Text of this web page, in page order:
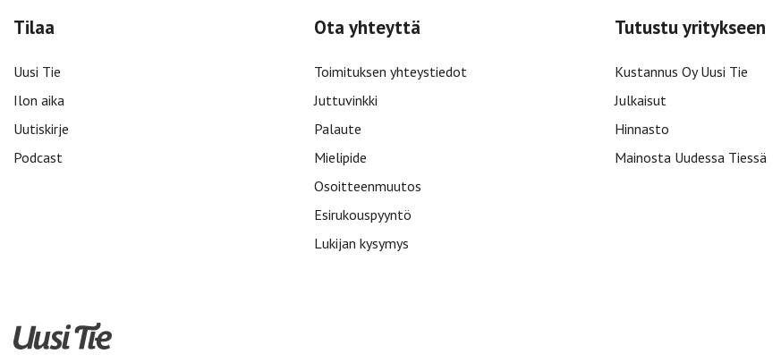
Tilaa
Uusi Tie
Ilon aika
Uutiskirje
Podcast
Ota yhteyttä
Toimituksen yhteystiedot
Juttuvinkki
Palaute
Mielipide
Osoitteenmuutos
Esirukouspyyntö
Lukijan kysymys
Tutustu yritykseen
Kustannus Oy Uusi Tie
Julkaisut
Hinnasto
Mainosta Uudessa Tiessä